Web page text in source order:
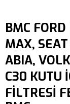
BMC FORD
MAX,
ABIA,
C30 KUTU
FİLTRESİ